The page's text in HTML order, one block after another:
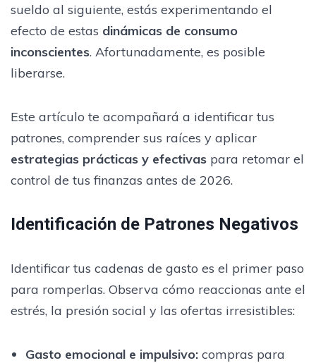
sueldo al siguiente, estás experimentando el
efecto de estas dinámicas de consumo
inconscientes. Afortunadamente, es posible
liberarse.
Este artículo te acompañará a identificar tus
patrones, comprender sus raíces y aplicar
estrategias prácticas y efectivas para retomar el
control de tus finanzas antes de 2026.
Identificación de Patrones Negativos
Identificar tus cadenas de gasto es el primer paso
para romperlas. Observa cómo reaccionas ante el
estrés, la presión social y las ofertas irresistibles:
Gasto emocional e impulsivo:compras para